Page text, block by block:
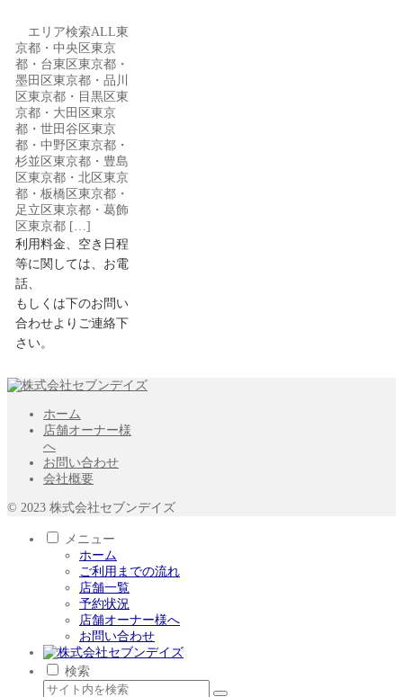
エリア検索ALL東
京都・中央区東京
都・台東区東京都・
墨田区東京都・品川
区東京都・目黒区東
京都・大田区東京
都・世田谷区東京
都・中野区東京都・
杉並区東京都・豊島
区東京都・北区東京
都・板橋区東京都・
足立区東京都・葛飾
区東京都 […]
利用料金、空き日程
等に関しては、お電
話、
もしくは下のお問い
合わせよりご連絡下
さい。
ホーム
店舗オーナー様
へ
お問い合わせ
会社概要
© 2023 株式会社セブンデイズ
メニュー
ホーム
ご利用までの流れ
店舗一覧
予約状況
店舗オーナー様へ
お問い合わせ
検索